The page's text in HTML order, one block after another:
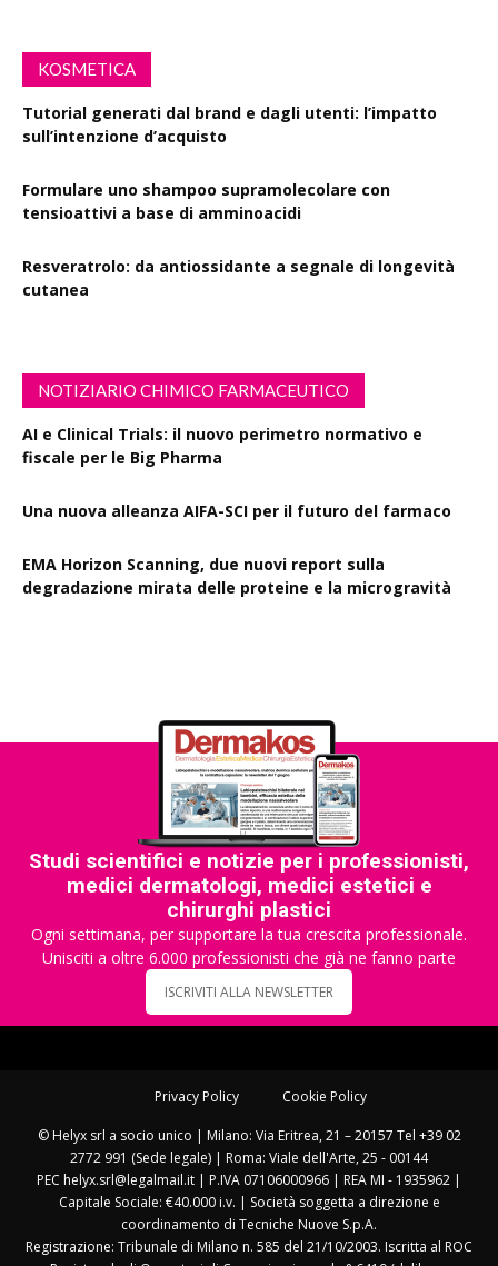
KOSMETICA
Tutorial generati dal brand e dagli utenti: l’impatto
sull’intenzione d’acquisto
Formulare uno shampoo supramolecolare con
tensioattivi a base di amminoacidi
Resveratrolo: da antiossidante a segnale di longevità
cutanea
NOTIZIARIO CHIMICO FARMACEUTICO
AI e Clinical Trials: il nuovo perimetro normativo e
fiscale per le Big Pharma
Una nuova alleanza AIFA-SCI per il futuro del farmaco
EMA Horizon Scanning, due nuovi report sulla
degradazione mirata delle proteine e la microgravità
Studi scientifici e notizie per i professionisti,
medici dermatologi, medici estetici e
chirurghi plastici
Ogni settimana, per supportare la tua crescita professionale.
Unisciti a oltre 6.000 professionisti che già ne fanno parte
ISCRIVITI ALLA NEWSLETTER
Privacy Policy Cookie Policy
© Helyx srl a socio unico | Milano: Via Eritrea, 21 – 20157 Tel +39 02
2772 991 (Sede legale) | Roma: Viale dell'Arte, 25 - 00144
PEC helyx.srl@legalmail.it | P.IVA 07106000966 | REA MI - 1935962 |
Capitale Sociale: €40.000 i.v. | Società soggetta a direzione e
coordinamento di Tecniche Nuove S.p.A.
Registrazione: Tribunale di Milano n. 585 del 21/10/2003. Iscritta al ROC